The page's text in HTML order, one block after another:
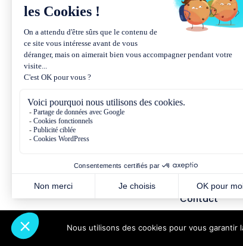
NOUS
Missions et
Équipe et
Partenariats
Contact
Nous utilisons des cookies pour vous